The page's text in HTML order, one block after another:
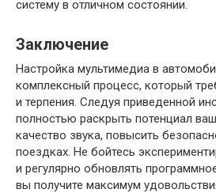
систему в отличном состоянии.
Заключение
Настройка мультимедиа в
комплексный процесс, который
и терпения. Следуя приведенной
полностью раскрыть потенциал
качество звука, повысить
поездках. Не бойтесь
и регулярно обновлять
вы получите максимум